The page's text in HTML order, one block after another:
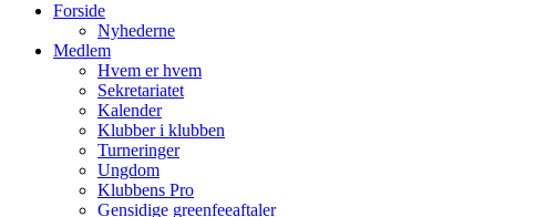
Forside
Nyhederne
Medlem
Hvem er hvem
Sekretariatet
Kalender
Klubber i klubben
Turneringer
Ungdom
Klubbens Pro
Gensidige greenfeeaftaler